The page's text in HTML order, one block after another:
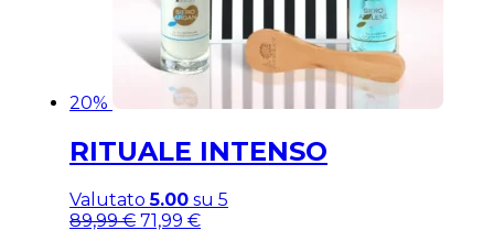
20%
RITUALE INTENSO
Valutato5.00 su 5
Il
89,99€Il71,99 €